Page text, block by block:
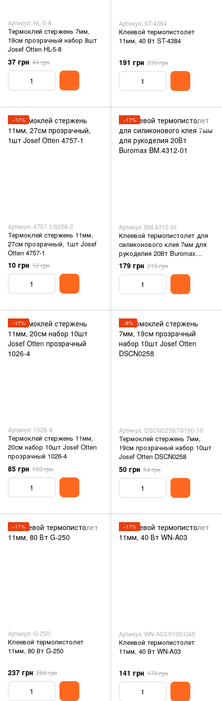
Артикул: HL-5-8
Термоклей стержень 7мм,
19см прозрачный набор 8шт
Josef Otten HL-5-8
37 грн 44 грн
Артикул: ST-4384
Клеевой термопистолет
11мм, 40 Вт ST-4384
191 грн 230 грн
−17%
Артикул: 4757-1/0256-2
Термоклей стержень 11мм,
27см прозрачный, 1шт Josef
Otten 4757-1
10 грн 12 грн
−17%
Артикул: BM.4312-01
Клеевой термопистолет для
силиконового клея 7мм для
рукоделия 20Вт Buromax
BM.4312-01
179 грн 215 грн
−17%
Артикул: 1026-4
Термоклей стержень 11мм,
20см набор 10шт Josef Otten
прозрачный 1026-4
85 грн 103 грн
−8%
Артикул: DSCN0258/78190-10
Термоклей стержень 7мм,
19см прозрачный набор 10шт
Josef Otten DSCN0258
50 грн 54 грн
−17%
Артикул: G-250
Клеевой термопистолет
11мм, 80 Вт G-250
237 грн 284 грн
−17%
Артикул: WN-A03/0106/G40
Клеевой термопистолет
11мм, 40 Вт WN-A03
141 грн 170 грн